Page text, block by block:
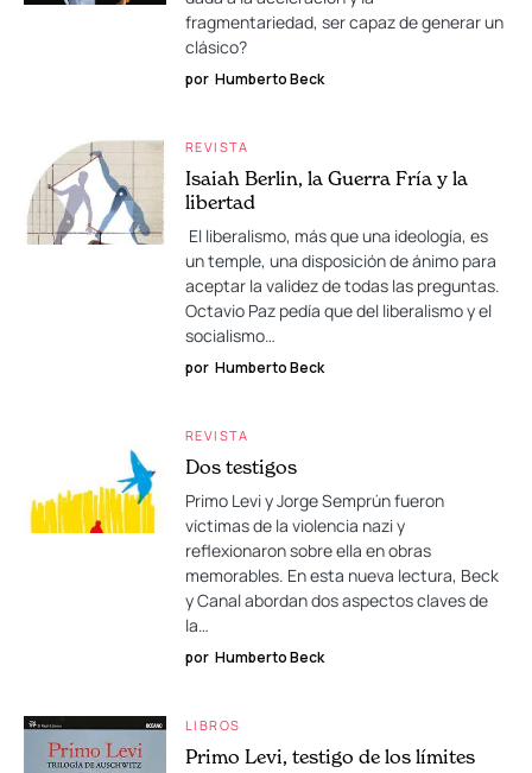
fragmentariedad, ser capaz de generar un
clásico?
por Humberto Beck
REVISTA
Isaiah Berlin, la Guerra Fría y la
libertad
El liberalismo, más que una ideología, es
un temple, una disposición de ánimo para
aceptar la validez de todas las preguntas.
Octavio Paz pedía que del liberalismo y el
socialismo…
por Humberto Beck
REVISTA
Dos testigos
Primo Levi y Jorge Semprún fueron
víctimas de la violencia nazi y
reflexionaron sobre ella en obras
memorables. En esta nueva lectura, Beck
y Canal abordan dos aspectos claves de
la…
por Humberto Beck
LIBROS
Primo Levi, testigo de los límites